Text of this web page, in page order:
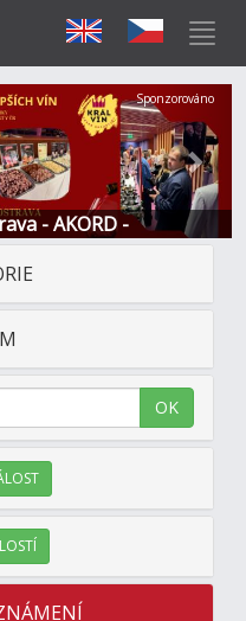
- AKORD -
Další
Sponzorováno
OK